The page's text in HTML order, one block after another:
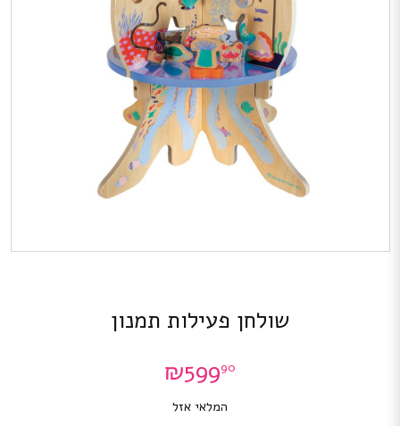
שולחן פעילות תמנון
₪59990
המלאי אזל